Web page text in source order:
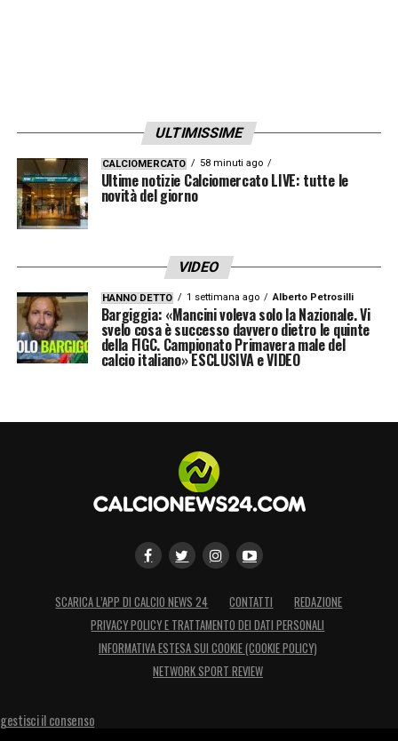
ULTIMISSIME
CALCIOMERCATO 58 minuti ago
Ultime notizie Calciomercato LIVE: tutte le
novità del giorno
VIDEO
HANNO DETTO 1 settimana ago Alberto Petrosilli
Bargiggia: «Mancini voleva solo la Nazionale. Vi
svelo cosa è successo davvero dietro le quinte
della FIGC. Campionato Primavera male del
calcio italiano» ESCLUSIVA e VIDEO
SCARICA L’APP DI CALCIO NEWS 24 CONTATTI
REDAZIONE
PRIVACY POLICY E TRATTAMENTO DEI DATI PERSONALI
INFORMATIVA ESTESA SUI COOKIE (COOKIE POLICY)
NETWORK SPORT REVIEW
gestisci il consenso